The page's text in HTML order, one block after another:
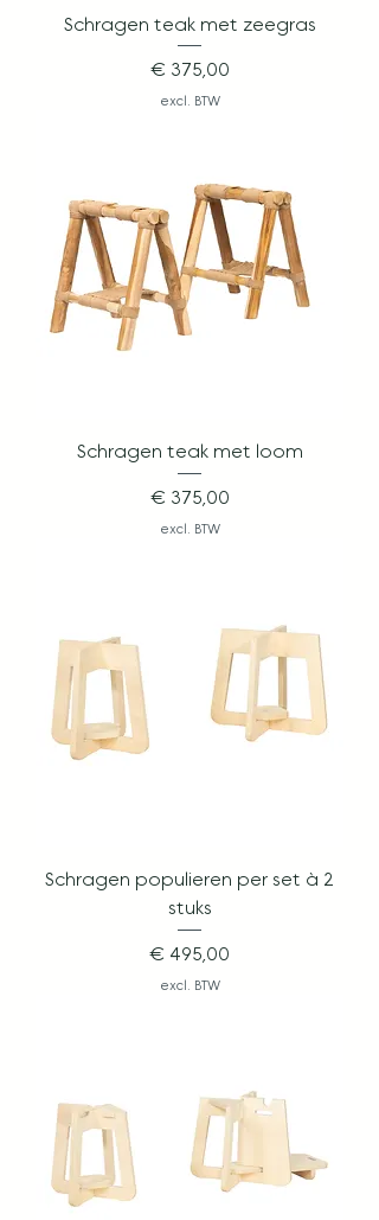
Schragen teak met zeegras
Prijs
€ 375,00
excl. BTW
Schragen teak met loom
Prijs
€ 375,00
excl. BTW
Schragen populieren per set à 2
stuks
Prijs
€ 495,00
excl. BTW